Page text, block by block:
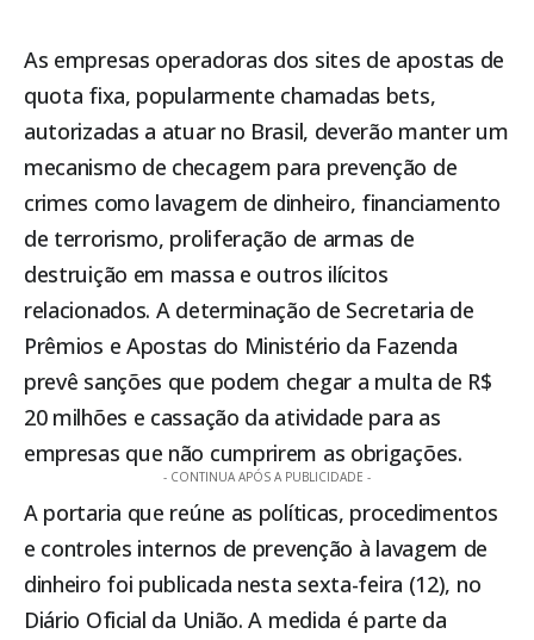
As empresas operadoras dos sites de apostas de
quota fixa, popularmente chamadas bets,
autorizadas a atuar no Brasil, deverão manter um
mecanismo de checagem para prevenção de
crimes como lavagem de dinheiro, financiamento
de terrorismo, proliferação de armas de
destruição em massa e outros ilícitos
relacionados. A determinação de Secretaria de
Prêmios e Apostas do Ministério da Fazenda
prevê sanções que podem chegar a multa de R$
20 milhões e cassação da atividade para as
empresas que não cumprirem as obrigações.
- CONTINUA APÓS A PUBLICIDADE -
A portaria que reúne as políticas, procedimentos
e controles internos de prevenção à lavagem de
dinheiro foi publicada nesta sexta-feira (12), no
Diário Oficial da União. A medida é parte da